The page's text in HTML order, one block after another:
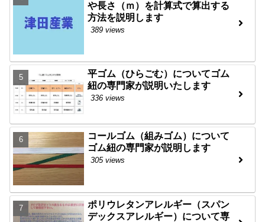
や長さ（ｍ）を計算式で算出する
方法を説明します
389 views
平ゴム（ひらごむ）についてゴム
紐の専門家が説明いたします
336 views
コールゴム（組みゴム）について
ゴム紐の専門家が説明します
305 views
ポリウレタンアレルギー（スパン
デックスアレルギー）について専